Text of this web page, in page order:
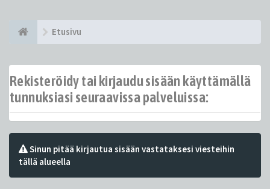
Etusivu
Rekisteröidy tai kirjaudu sisään käyttämällä
tunnuksiasi seuraavissa palveluissa:
Sinun pitää kirjautua sisään vastataksesi viesteihin
tällä alueella